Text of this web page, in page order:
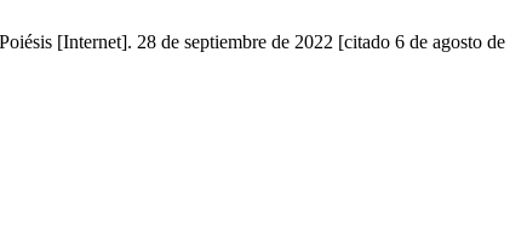
[Internet]. 28 de septiembre de 2022 [citado 6 de agosto de